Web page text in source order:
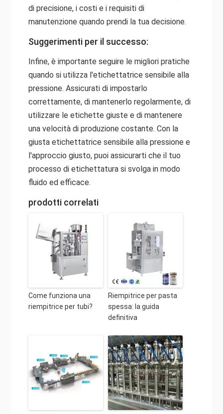
di precisione, i costi e i requisiti di
manutenzione quando prendi la tua decisione.
Suggerimenti per il successo:
Infine, è importante seguire le migliori pratiche
quando si utilizza l'etichettatrice sensibile alla
pressione. Assicurati di impostarlo
correttamente, di mantenerlo regolarmente, di
utilizzare le etichette giuste e di mantenere
una velocità di produzione costante. Con la
giusta etichettatrice sensibile alla pressione e
l'approccio giusto, puoi assicurarti che il tuo
processo di etichettatura si svolga in modo
fluido ed efficace.
prodotti correlati
Come funziona una
riempitrice per tubi?
Riempitrice per pasta
spessa: la guida
definitiva